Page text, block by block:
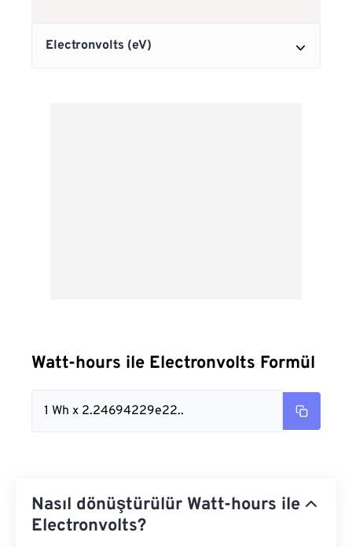
Watt-hours ile Electronvolts Formül
1 Wh x 2.24694229e22..
Nasıl dönüştürülür Watt-hours ile
Electronvolts?